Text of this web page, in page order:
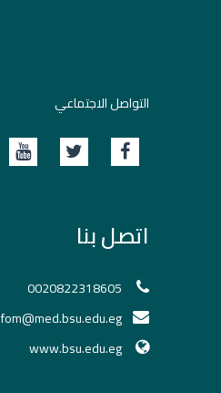
التواصل الاجتماعي
اتصل بنا
0020822318605
fom@med.bsu.edu.eg
www.bsu.edu.eg